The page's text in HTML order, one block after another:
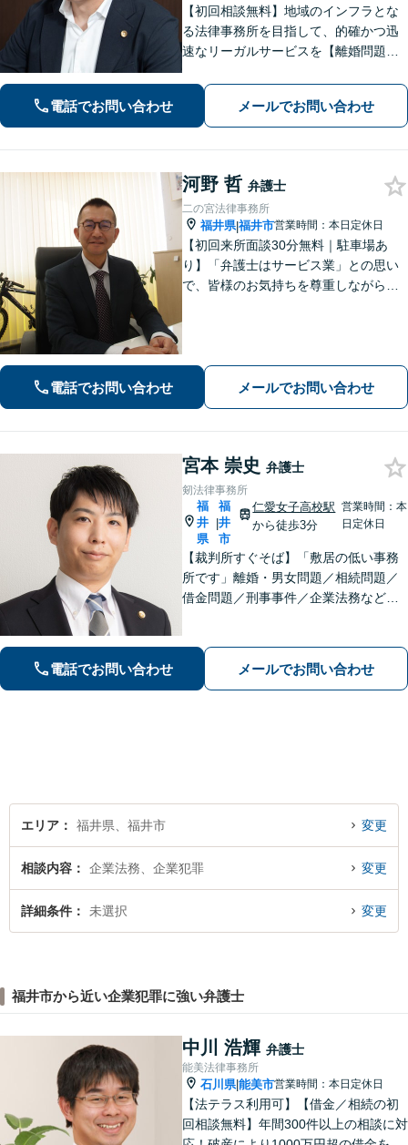
【初回相談無料】地域のインフラとな
る法律事務所を目指して、的確かつ迅
速なリーガルサービスを【離婚問題】
お任せください【相続問題】福井密着
型事務所として地域特性を活かしたア
ドバイスを【福井駅7分】
電話でお問い合わせ メールでお問い合わせ
河野 哲 弁護士
二の宮法律事務所
福井県|福井市営業時間：本日定休日
【初回来所面談30分無料｜駐車場あ
り】「弁護士はサービス業」との思い
で、皆様のお気持ちを尊重しながら解
直通電話｜事前予約で夜間・休日可】
【完全個室】
電話でお問い合わせ メールでお問い合わせ
宮本 崇史 弁護士
剱法律事務所
福
井
県
|
福
井
市
仁愛女子高校駅
から徒歩3分
営業時間：本
日定休日
【裁判所すぐそば】「敷居の低い事務
所です」離婚・男女問題／相続問題／
借金問題／刑事事件／企業法務など、
るよう尽力いたします【法テラス利用
可】【完全個室】【夜間・休日面談】
電話でお問い合わせ メールでお問い合わせ
エリア 福井県、福井市 変更
相談内容 企業法務、企業犯罪 変更
詳細条件 未選択 変更
福井市から近い企業犯罪に強い弁護士
中川 浩輝 弁護士
能美法律事務所
石川県|能美市営業時間：本日定休日
【法テラス利用可】【借金／相続の初
回相談無料】年間300件以上の相談に対